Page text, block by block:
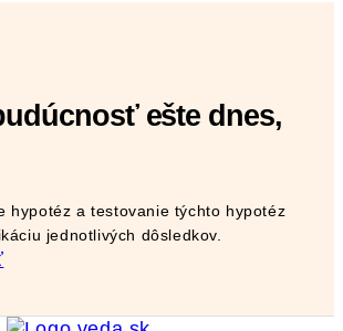
ešte dnes,
hypotéz a testovanie týchto hypotéz
jednotlivých dôsledkov.